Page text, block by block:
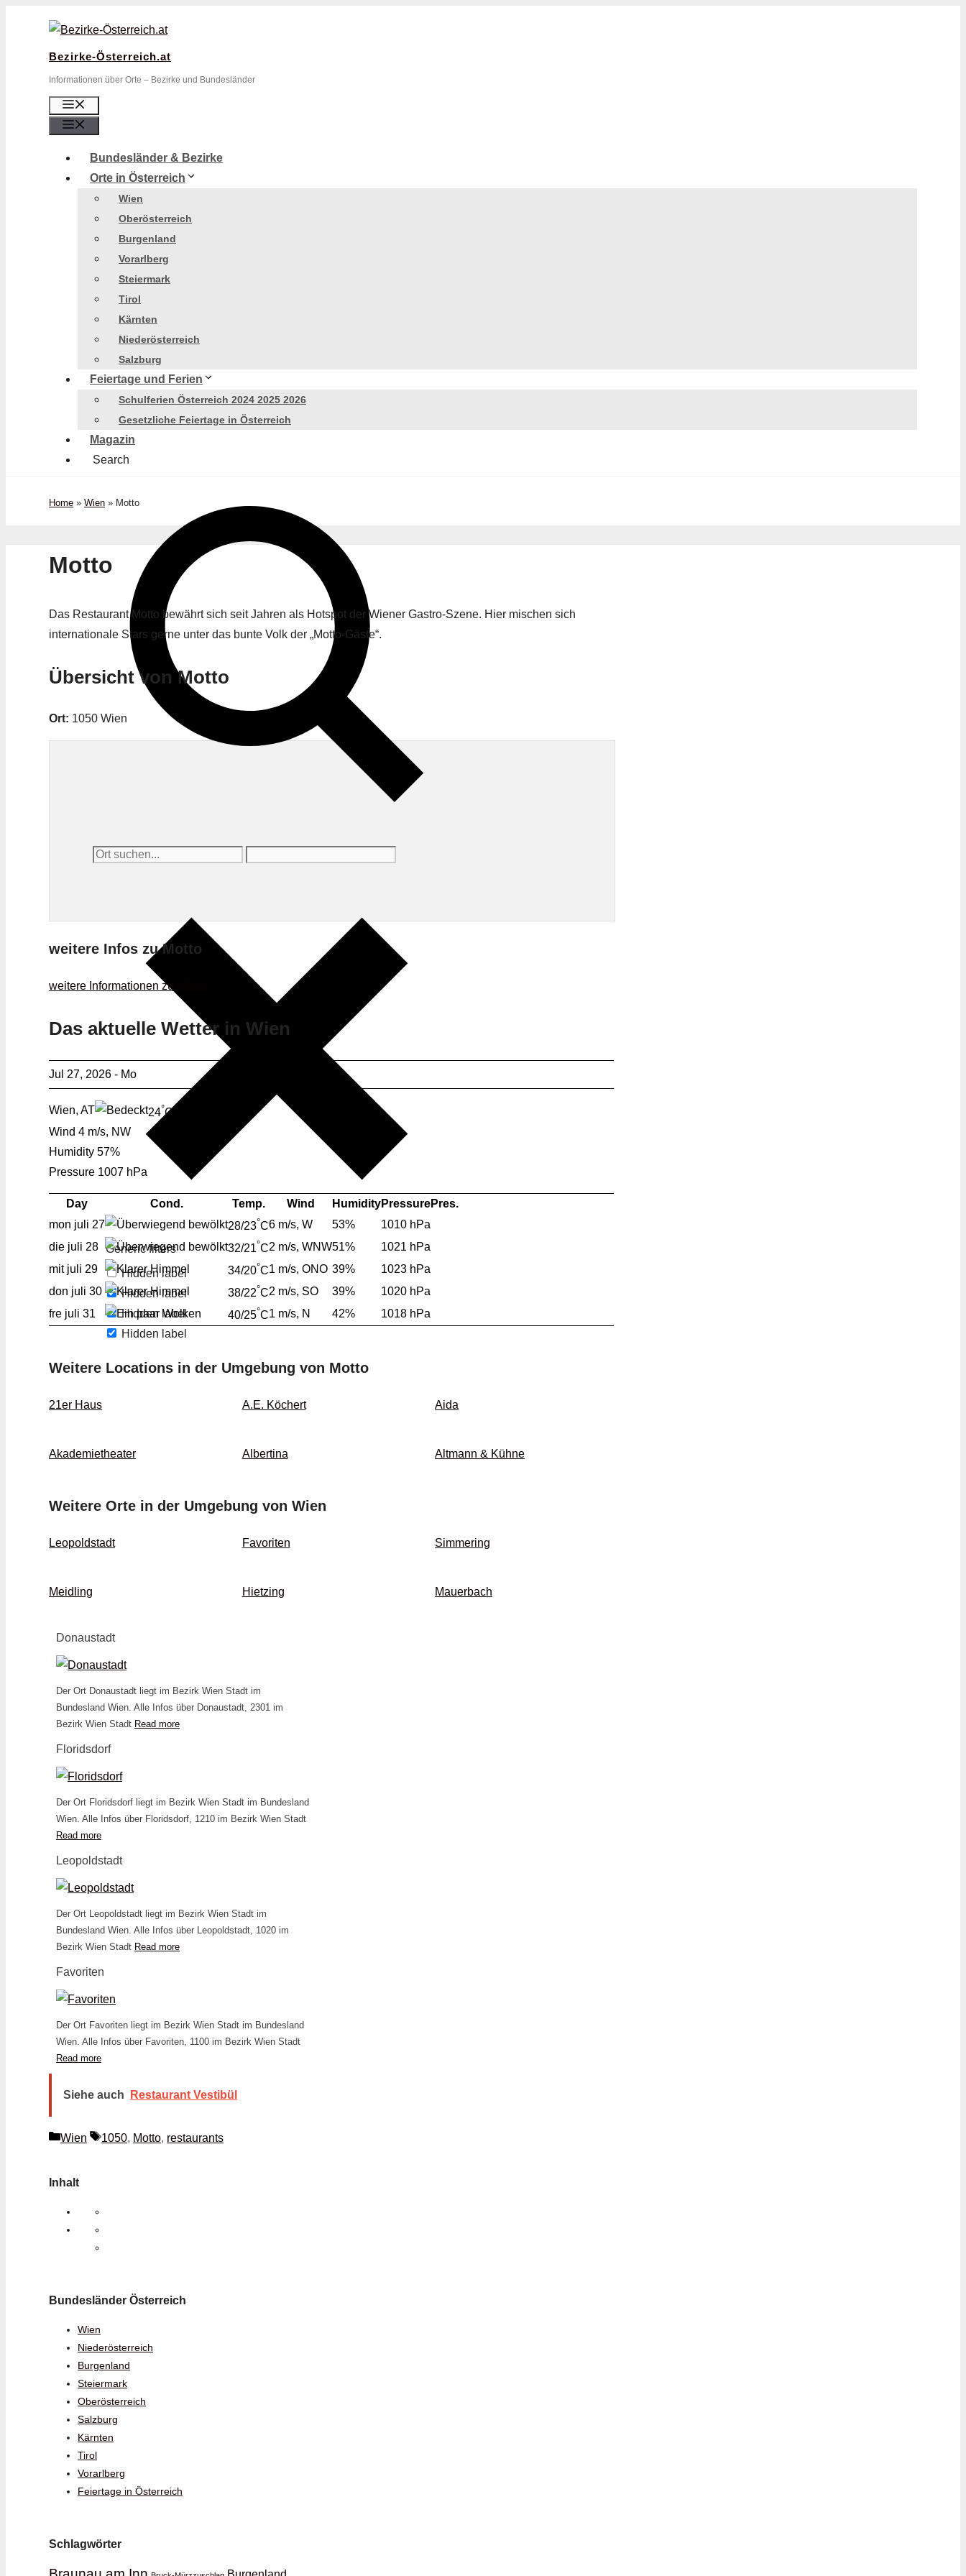
Bezirke-Österreich.at
Informationen über Orte – Bezirke und Bundesländer
Bundesländer & Bezirke
Orte in Österreich
Wien
Oberösterreich
Burgenland
Vorarlberg
Steiermark
Tirol
Kärnten
Niederösterreich
Salzburg
Feiertage und Ferien
Schulferien Österreich 2024 2025 2026
Gesetzliche Feiertage in Österreich
Magazin
Search
Generic filters
Hidden label
Hidden label
Hidden label
Hidden label
Home » Wien » Motto
Motto
Das Restaurant Motto bewährt sich seit Jahren als Hotspot der Wiener Gastro-Szene. Hier mischen sich
internationale Stars gerne unter das bunte Volk der „Motto-Gäste“.
Übersicht von Motto
Ort: 1050 Wien
weitere Infos zu Motto
weitere Informationen zu Motto
Das aktuelle Wetter in Wien
Jul 27, 2026 - Mo
Wien, AT 24°C
Wind 4 m/s, NW
Humidity 57%
Pressure 1007 hPa
Day Cond. Temp. Wind HumidityPressurePres.
mon juli 27 28/23°C6 m/s, W 53%
1010 hPa
die juli 28 32/21°C2 m/s, WNW51%
1021 hPa
mit juli 29 34/20°C1 m/s, ONO 39%
1023 hPa
don juli 30 38/22°C2 m/s, SO 39%
1020 hPa
fre juli 31 40/25°C1 m/s, N 42% 1018 hPa
Weitere Locations in der Umgebung von Motto
21er Haus A.E. Köchert Aida
Akademietheater Albertina Altmann & Kühne
Weitere Orte in der Umgebung von Wien
Leopoldstadt Favoriten Simmering
Meidling Hietzing Mauerbach
Donaustadt
Der Ort Donaustadt liegt im Bezirk Wien Stadt im
Bundesland Wien. Alle Infos über Donaustadt, 2301 im
Bezirk Wien Stadt Read more
Floridsdorf
Der Ort Floridsdorf liegt im Bezirk Wien Stadt im Bundesland
Wien. Alle Infos über Floridsdorf, 1210 im Bezirk Wien Stadt
Read more
Leopoldstadt
Der Ort Leopoldstadt liegt im Bezirk Wien Stadt im
Bundesland Wien. Alle Infos über Leopoldstadt, 1020 im
Bezirk Wien Stadt Read more
Favoriten
Der Ort Favoriten liegt im Bezirk Wien Stadt im Bundesland
Wien. Alle Infos über Favoriten, 1100 im Bezirk Wien Stadt
Read more
Siehe auch Restaurant Vestibül
Kategorien
Wien Schlagwörter
1050, Motto, restaurants
Inhalt
Bundesländer Österreich
Wien
Niederösterreich
Burgenland
Steiermark
Oberösterreich
Salzburg
Kärnten
Tirol
Vorarlberg
Feiertage in Österreich
Schlagwörter